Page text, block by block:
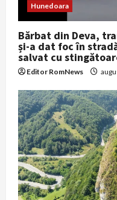
n
Hunedoara
Bărbat din Deva,
și-a dat foc în
salvat cu
Editor RomNews